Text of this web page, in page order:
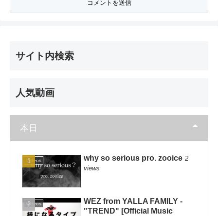
サイト内検索
人気動画
本日
Videos why so serious pro. zooice 2
views
Videos
WEZ from YALLA FAMILY -
"TREND" [Official Music